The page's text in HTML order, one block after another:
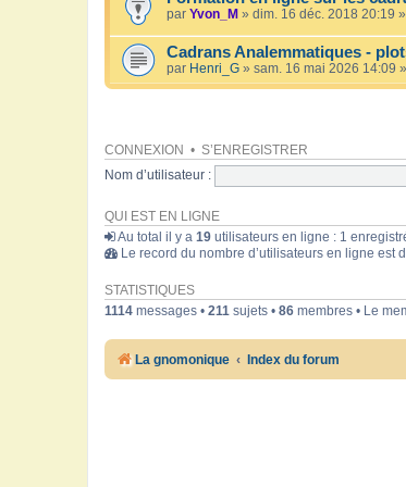
par Yvon_M » dim. 16 déc. 2018 20:19
Cadrans Analemmatiques -
par Henri_G » sam. 16 mai 2026 14:09
CONNEXION • S’ENREGISTRER
Nom d’utilisateur :
QUI EST EN LIGNE
Au total il y a 19 utilisateurs en ligne : 1
Le record du nombre d’utilisateurs en ligne est
STATISTIQUES
1114 messages • 211 sujets • 86 membres • Le
La gnomonique Index du forum